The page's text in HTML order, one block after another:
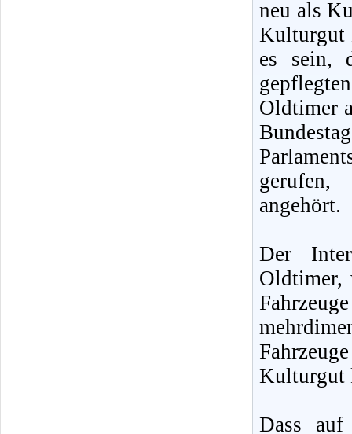
neu als
Kulturgut
es sein,
Oldtimer
angehört.
Der
Oldtimer,
Kulturgut
Dass